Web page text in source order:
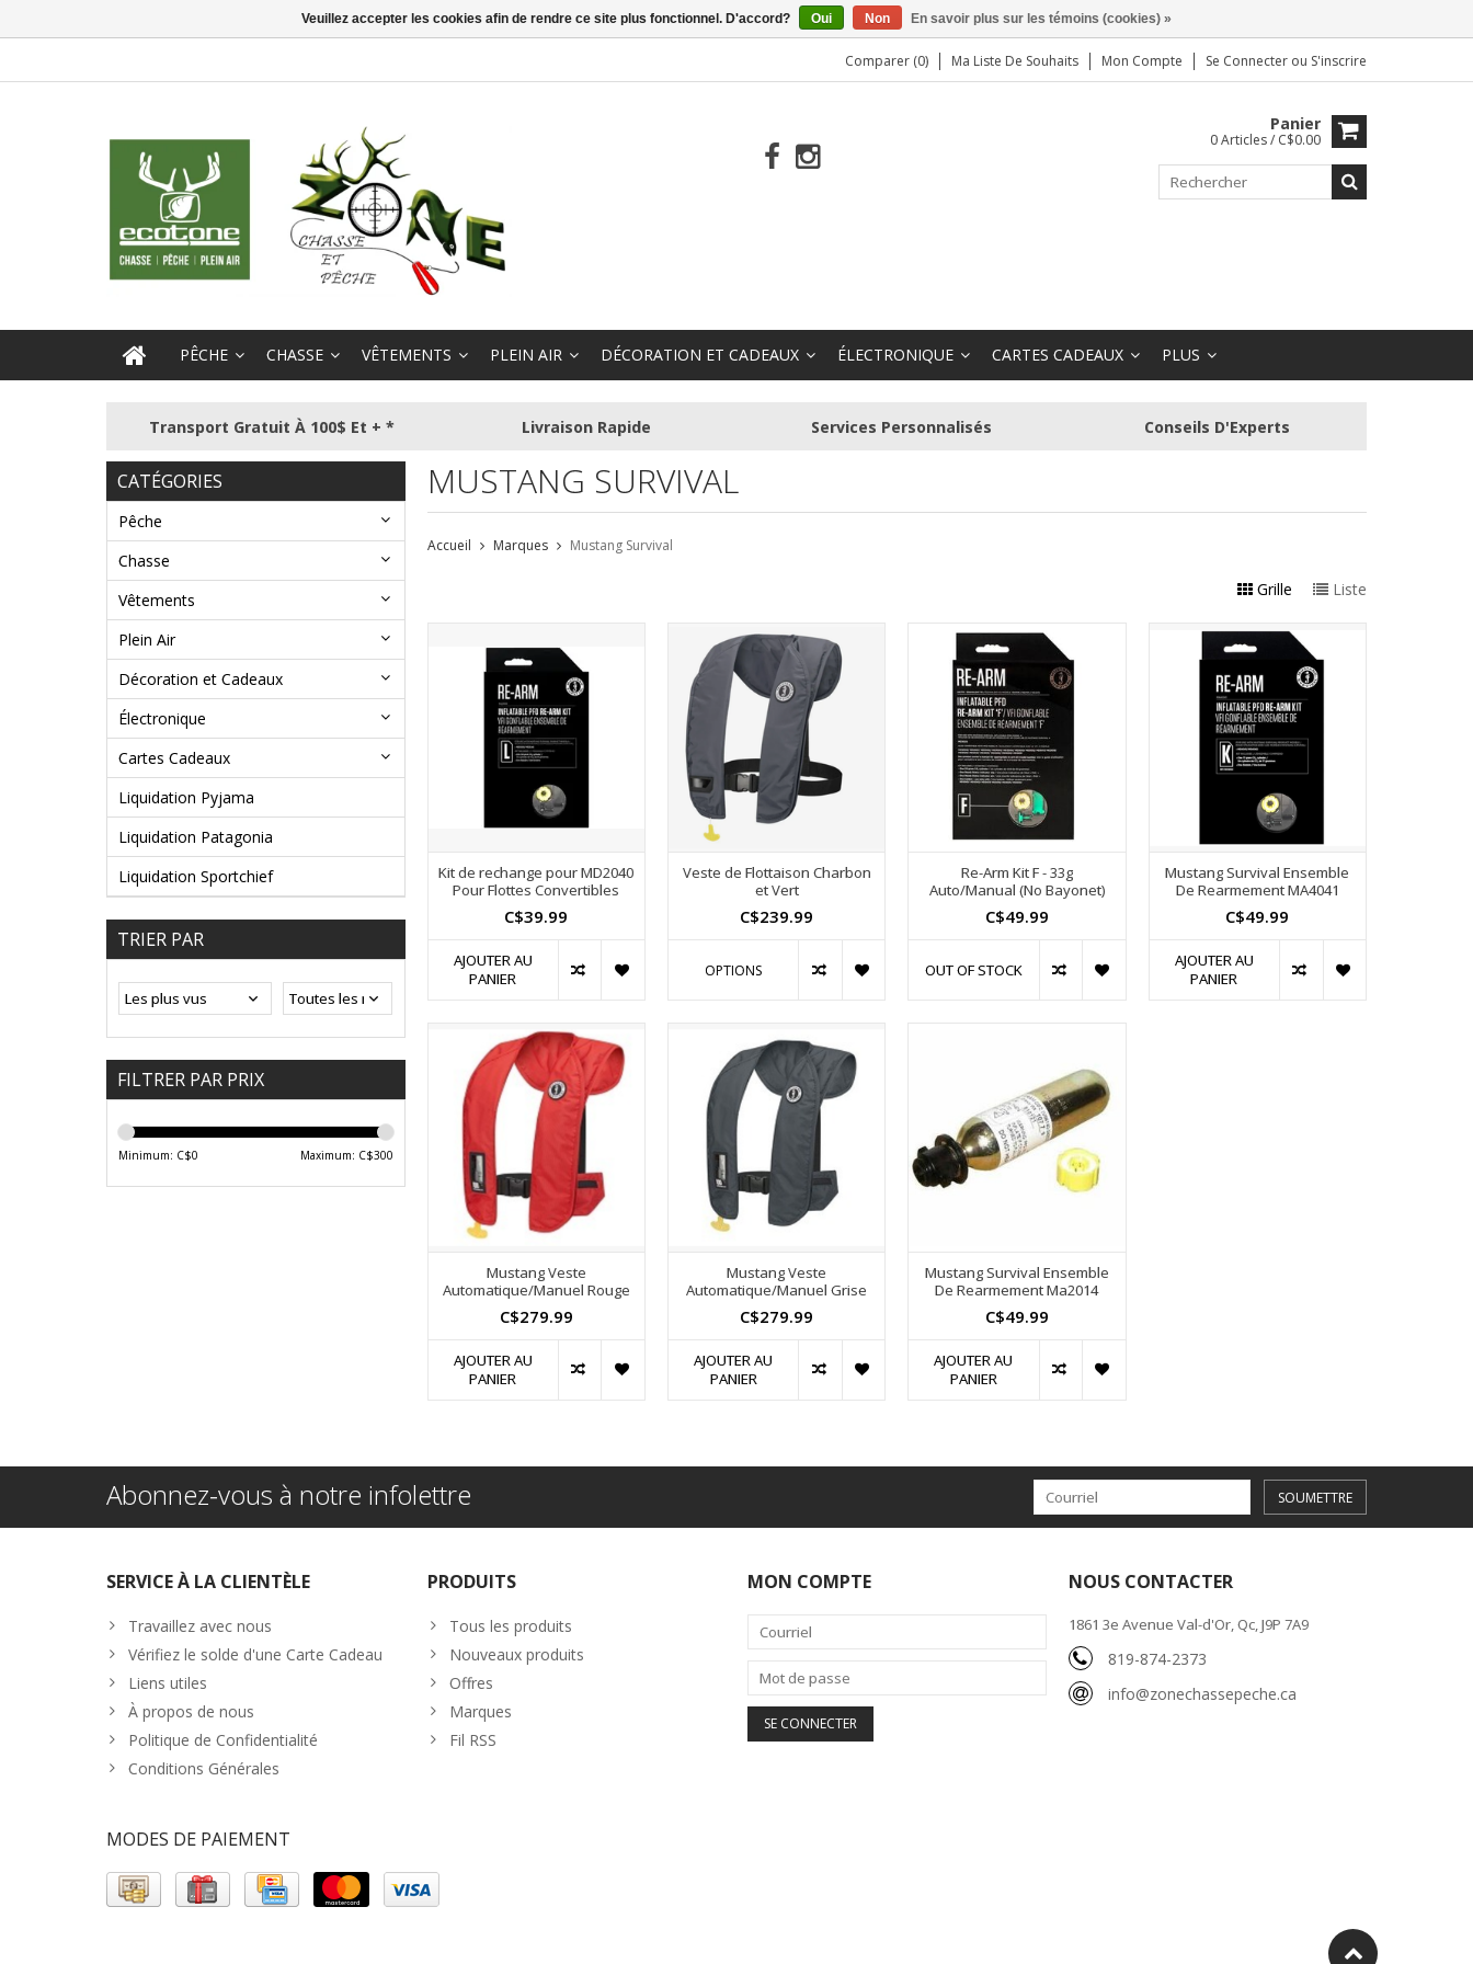
Comparer (0) Ma Liste De Souhaits Mon Compte Se Connecter ou S'inscrire
Panier
0 Articles / C$0.00
PÊCHE CHASSE VÊTEMENTS PLEIN AIR DÉCORATION ET CADEAUX ÉLECTRONIQUE CARTES CADEAUX PLUS
Transport Gratuit À 100$ Et + * Livraison Rapide Services Personnalisés Conseils D'Experts
CATÉGORIES
Pêche
Chasse
Vêtements
Plein Air
Décoration et Cadeaux
Électronique
Cartes Cadeaux
Liquidation Pyjama
Liquidation Patagonia
Liquidation Sportchief
TRIER PAR
FILTRER PAR PRIX
Minimum: C$0 Maximum: C$300
MUSTANG SURVIVAL
Accueil Marques Mustang Survival
Grille Liste
Kit de rechange pour MD2040
Pour Flottes Convertibles
C$39.99
AJOUTER AU
PANIER
Veste de Flottaison Charbon
et Vert
C$239.99
OPTIONS
Re-Arm Kit F - 33g
Auto/Manual (No Bayonet)
C$49.99
OUT OF STOCK
Mustang Survival Ensemble
De Rearmement MA4041
C$49.99
AJOUTER AU
PANIER
Mustang Veste
Automatique/Manuel Rouge
C$279.99
AJOUTER AU
PANIER
Mustang Veste
Automatique/Manuel Grise
C$279.99
AJOUTER AU
PANIER
Mustang Survival Ensemble
De Rearmement Ma2014
C$49.99
AJOUTER AU
PANIER
Abonnez-vous à notre infolettre SOUMETTRE
SERVICE À LA CLIENTÈLE
Travaillez avec nous
Vérifiez le solde d'une Carte Cadeau
Liens utiles
À propos de nous
Politique de Confidentialité
Conditions Générales
PRODUITS
Tous les produits
Nouveaux produits
Offres
Marques
Fil RSS
MON COMPTE NOUS CONTACTER
1861 3e Avenue Val-d'Or, Qc, J9P 7A9
819-874-2373
info@zonechassepeche.ca
MODES DE PAIEMENT
Veuillez accepter les cookies afin de rendre ce site plus fonctionnel. D'accord? Oui Non En savoir plus sur les témoins (cookies) »